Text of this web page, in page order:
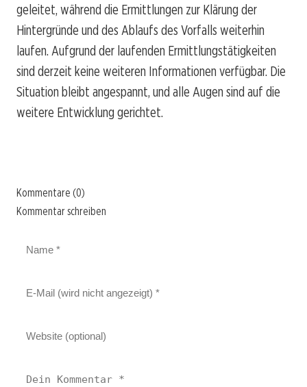
geleitet, während die Ermittlungen zur Klärung der
Hintergründe und des Ablaufs des Vorfalls weiterhin
laufen. Aufgrund der laufenden Ermittlungstätigkeiten
sind derzeit keine weiteren Informationen verfügbar. Die
Situation bleibt angespannt, und alle Augen sind auf die
weitere Entwicklung gerichtet.
Kommentare (0)
Kommentar schreiben